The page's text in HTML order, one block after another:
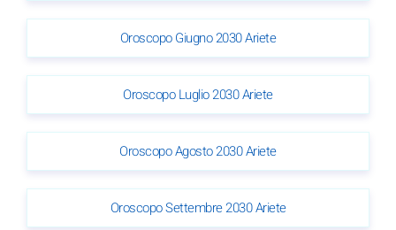
Oroscopo Giugno 2030 Ariete
Oroscopo Luglio 2030 Ariete
Oroscopo Agosto 2030 Ariete
Oroscopo Settembre 2030 Ariete